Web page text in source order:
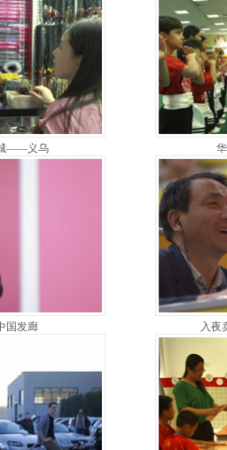
——义乌
国发廊 入夜